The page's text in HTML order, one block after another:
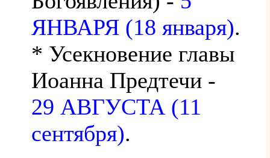
ЯНВАРЯ (18 января).
* Усекновение главы
Иоанна Предтечи -
29 АВГУСТА (11
сентября).